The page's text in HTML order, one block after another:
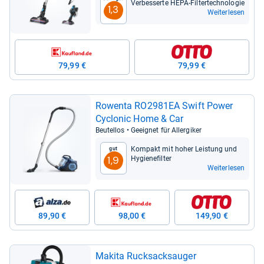
1,3
Ver­bes­serte HEPA-​Fil­ter­tech­no­lo­gie
Weiterlesen
79,99 € 79,99 €
Rowenta RO2981EA Swift Power
Cyclo­nic Home & Car
Beu­tel­los • Geeig­net für All­er­gi­ker
Gut
1,9
Kom­pakt mit hoher Leis­tung und
Hygie­ne­fil­ter
Weiterlesen
89,90 € 98,00 € 149,90 €
Makita Ruck­sack­sau­ger